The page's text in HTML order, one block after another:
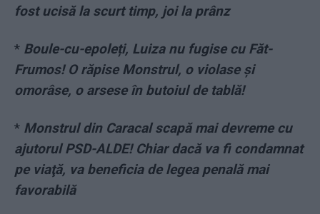
fost ucisă la scurt timp, joi la prânz
* Boule-cu-epoleți, Luiza nu fugise cu Făt-
Frumos! O răpise Monstrul, o violase și
omorâse, o arsese în butoiul de tablă!
* Monstrul din Caracal scapă mai devreme cu
ajutorul PSD-ALDE! Chiar dacă va fi condamnat
pe viaţă, va beneficia de legea penală mai
favorabilă